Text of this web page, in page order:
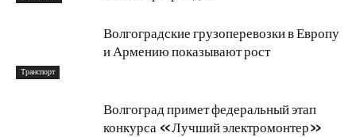
Транспорт
Волгоградские грузоперевозки в Европу
и Армению показывают рост
Волгоград примет федеральный этап
конкурса «Лучший электромонтер»